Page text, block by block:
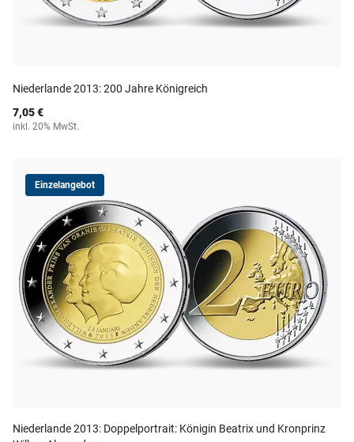
Niederlande 2013: 200 Jahre Königreich
7,05 €
inkl. 20% MwSt.
Einzelangebot
Niederlande 2013: Doppelportrait: Königin Beatrix und Kronprinz